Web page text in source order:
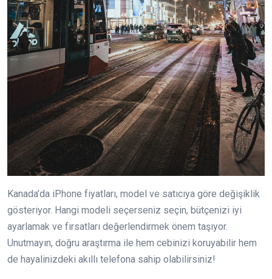
Kanada’da iPhone fiyatları, model ve satıcıya göre değişiklik
gösteriyor. Hangi modeli seçerseniz seçin, bütçenizi iyi
ayarlamak ve fırsatları değerlendirmek önem taşıyor.
Unutmayın, doğru araştırma ile hem cebinizi koruyabilir hem
de hayalinizdeki akıllı telefona sahip olabilirsiniz!